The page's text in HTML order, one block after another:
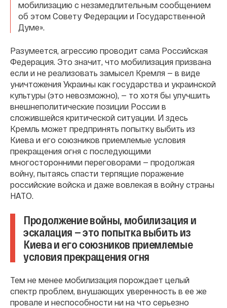
мобилизацию с незамедлительным сообщением
об этом Совету Федерации и Государственной
Думе».
Разумеется, агрессию проводит сама Российская
Федерация. Это значит, что мобилизация призвана
если и не реализовать замысел Кремля — в виде
уничтожения Украины как государства и украинской
культуры (это невозможно), — то хотя бы улучшить
внешнеполитические позиции России в
сложившейся критической ситуации. И здесь
Кремль может предпринять попытку выбить из
Киева и его союзников приемлемые условия
прекращения огня с последующими
многосторонними переговорами — продолжая
войну, пытаясь спасти терпящие поражение
российские войска и даже вовлекая в войну страны
НАТО.
Продолжение войны, мобилизация и
эскалация — это попытка выбить из
Киева и его союзников приемлемые
условия прекращения огня
Тем не менее мобилизация порождает целый
спектр проблем, внушающих уверенность в ее же
провале и неспособности ни на что серьезно